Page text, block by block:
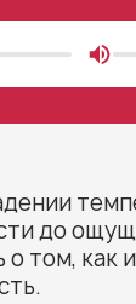
до
том, как